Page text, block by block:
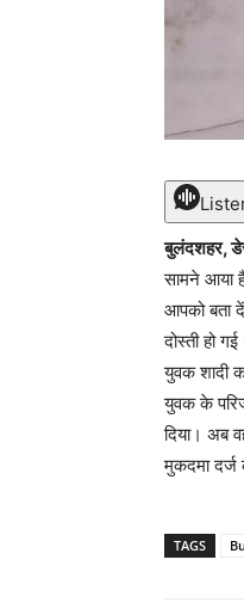
बुलंदशहर,
सामने आया
आपको बता दें
दोस्ती हो
युवक शादी
युवक के
दिया। अब
मुकदमा
TAGS